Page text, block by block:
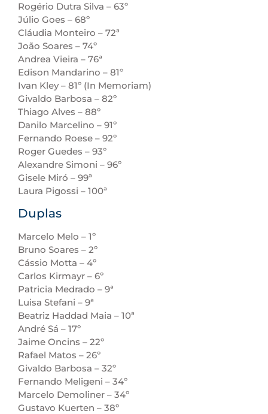
Rogério Dutra Silva – 63º
Júlio Goes – 68º
Cláudia Monteiro – 72ª
João Soares – 74º
Andrea Vieira – 76ª
Edison Mandarino – 81º
Ivan Kley – 81º (In Memoriam)
Givaldo Barbosa – 82º
Thiago Alves – 88º
Danilo Marcelino – 91º
Fernando Roese – 92º
Roger Guedes – 93º
Alexandre Simoni – 96º
Gisele Miró – 99ª
Laura Pigossi – 100ª
Duplas
Marcelo Melo – 1º
Bruno Soares – 2º
Cássio Motta – 4º
Carlos Kirmayr – 6º
Patricia Medrado – 9ª
Luisa Stefani – 9ª
Beatriz Haddad Maia – 10ª
André Sá – 17º
Jaime Oncins – 22º
Rafael Matos – 26º
Givaldo Barbosa – 32º
Fernando Meligeni – 34º
Marcelo Demoliner – 34º
Gustavo Kuerten – 38º